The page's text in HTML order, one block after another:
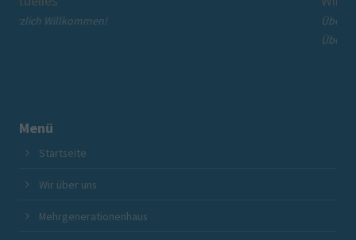
Über den Mütterzentrum Beckum e.V.
Menü
Startseite
Wir über uns
Mehrgenerationenhaus